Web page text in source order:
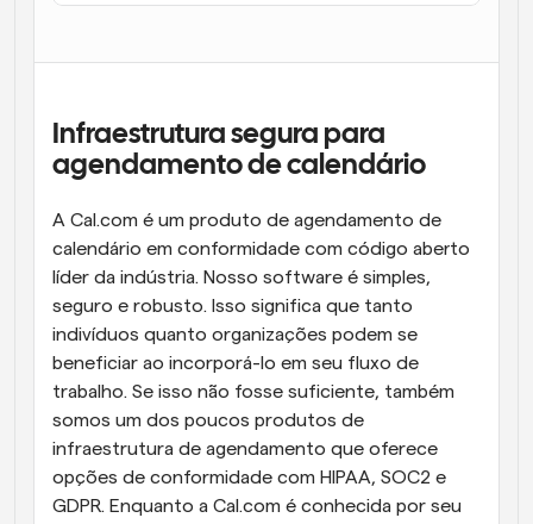
Agendamento potenciado com chamadas
impulsionadas por IA
Automatizar agendamento e lembretes
Mantenha-se atualizado com as últimas notícias e
atualizações
Reuniões Instantâneas
Reunião com clientes em minutos
Links de Grupo Dinâmico
Agende reuniões de forma fluida com várias pessoas
Webhooks
Receba notificações quando algo acontecer
Infraestrutura segura para
agendamento de calendário
A Cal.com é um produto de agendamento de
calendário em conformidade com código aberto
líder da indústria. Nosso software é simples,
seguro e robusto. Isso significa que tanto
indivíduos quanto organizações podem se
beneficiar ao incorporá-lo em seu fluxo de
trabalho. Se isso não fosse suficiente, também
somos um dos poucos produtos de
infraestrutura de agendamento que oferece
opções de conformidade com HIPAA, SOC2 e
GDPR. Enquanto a Cal.com é conhecida por seu